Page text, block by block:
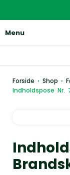
Menu
Forside › Shop ›
Indholdspose Nr.